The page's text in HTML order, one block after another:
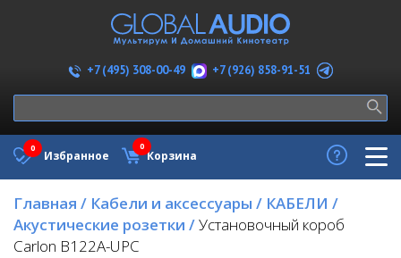
+7 (495) 308-00-49 +7 (926) 858-91-51
Избранное
0
Корзина
0
Главная / Кабели и аксессуары / КАБЕЛИ /
Акустические розетки /Установочный короб
Carlon B122A-UPC